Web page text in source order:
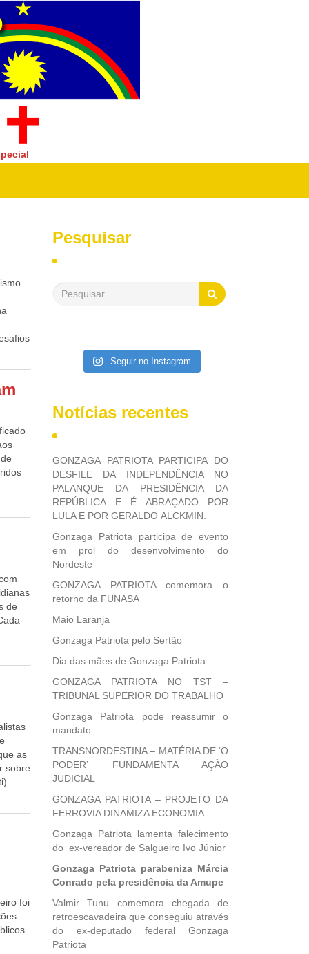
e o
da
e
de
dia
já é
para
e
as
sobre
a
ou
que a
de
foi
da
Pesquisar
Seguir no Instagram
Notícias recentes
GONZAGA PATRIOTA PARTICIPA DO
DESFILE DA INDEPENDÊNCIA NO
PALANQUE DA PRESIDÊNCIA DA
REPÚBLICA E É ABRAÇADO POR
LULA E POR GERALDO ALCKMIN.
Gonzaga Patriota participa de evento
em prol do desenvolvimento do
Nordeste
GONZAGA PATRIOTA comemora o
retorno da FUNASA
Maio Laranja
Gonzaga Patriota pelo Sertão
Dia das mães de Gonzaga Patriota
GONZAGA PATRIOTA NO TST –
TRIBUNAL SUPERIOR DO TRABALHO
Gonzaga Patriota pode reassumir o
mandato
TRANSNORDESTINA – MATÉRIA DE ‘O
PODER’ FUNDAMENTA AÇÃO
JUDICIAL
GONZAGA PATRIOTA – PROJETO DA
FERROVIA DINAMIZA ECONOMIA
Gonzaga Patriota lamenta falecimento
do ex-vereador de Salgueiro Ivo Júnior
Gonzaga Patriota parabeniza Márcia
Conrado pela presidência da Amupe
Valmir Tunu comemora chegada de
retroescavadeira que conseguiu através
do ex-deputado federal Gonzaga
Patriota